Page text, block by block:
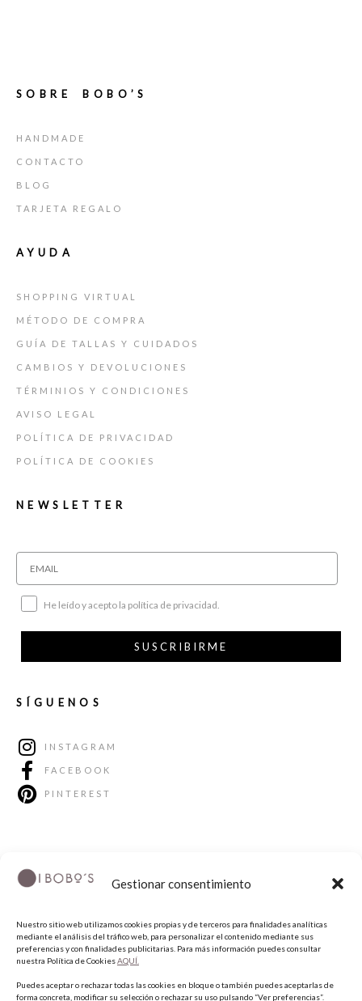
Gestionar consentimiento
Nuestro sitio web utilizamos cookies propias y de terceros para finalidades analíticas
mediante el análisis del tráfico web, para personalizar el contenido mediante sus
preferencias y con finalidades publicitarias. Para más información puedes consultar
nuestra Política de CookiesAQUÍ.
Puedes aceptar o rechazar todas las cookies en bloque o también puedes aceptarlas de
forma concreta, modificar su selección o rechazar su uso pulsando “Ver preferencias”.
SOBRE BOBO’S
HANDMADE
CONTACTO
BLOG
TARJETA REGALO
AYUDA
SHOPPING VIRTUAL
MÉTODO DE COMPRA
GUÍA DE TALLAS Y CUIDADOS
CAMBIOS Y DEVOLUCIONES
TÉRMINIOS Y CONDICIONES
AVISO LEGAL
POLÍTICA DE PRIVACIDAD
POLÍTICA DE COOKIES
NEWSLETTER
He leído y acepto la política de privacidad.
SUSCRIBIRME
SÍGUENOS
INSTAGRAM
FACEBOOK
PINTEREST
COPYRIGHT © 2026 QUIERO UNAS BOBO'S.